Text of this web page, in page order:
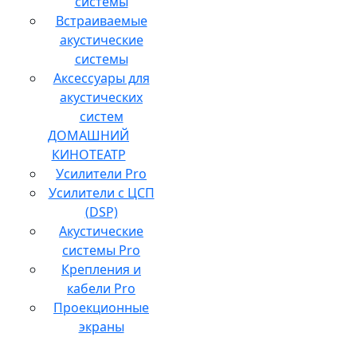
Встраиваемые
акустические
системы
Аксессуары для
акустических
систем
ДОМАШНИЙ
КИНОТЕАТР
Усилители Pro
Усилители с ЦСП
(DSP)
Акустические
системы Pro
Крепления и
кабели Pro
Проекционные
экраны